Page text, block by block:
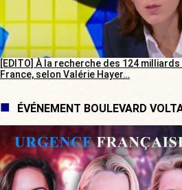
[EDITO] À la recherche des 124 milliards
France, selon Valérie Hayer…
ÉVÉNEMENT BOULEVARD